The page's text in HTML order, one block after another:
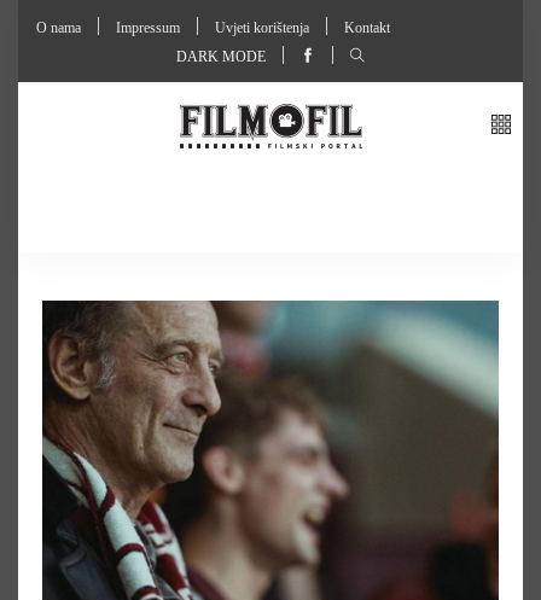
O nama Impressum Uvjeti korištenja
Kontakt
DARK MODE